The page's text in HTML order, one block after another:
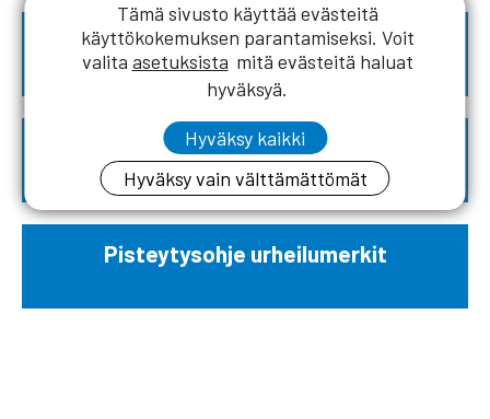
Pisteytysohje
Urheilumerkkihakemus
Pisteytysohje urheilumerkit
Tämä sivusto käyttää evästeitä
käyttökokemuksen parantamiseksi. Voit
valita asetuksista mitä evästeitä haluat
hyväksyä.
Hyväksy kaikki
Hyväksy vain välttämättömät